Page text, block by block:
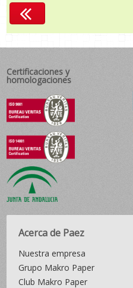
Certificaciones y
homologaciones
Acerca de Paez
Nuestra empresa
Grupo Makro Paper
Club Makro Paper